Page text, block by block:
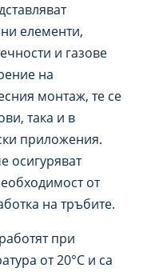
елементи,
и газове
на
монтаж, те се
така и в
приложения.
осигуряват
от
на тръбите.
при
от 20°C и са